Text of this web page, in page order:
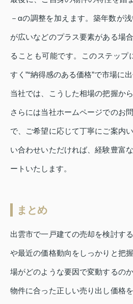
－αの調整を加えます。築年数が
が広いなどのプラス要素がある場
ることも可能です。このステップ
すく”“納得感のある価格”で市場に出
当社では、こうした相場の把握か
さらには当社ホームページでのお
で、ご希望に応じて丁寧にご案内
い合わせいただければ、経験豊富
ートいたします。
まとめ
出雲市で一戸建ての売却を検討す
や最近の価格動向をしっかりと把
場がどのような要因で変動するの
物件に合った正しい売り出し価格